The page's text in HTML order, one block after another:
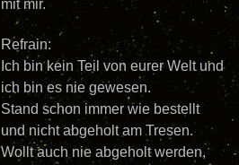
mit mir.
Refrain:
Ich bin kein Teil von eurer Welt und
ich bin es nie gewesen.
Stand schon immer wie bestellt
und nicht abgeholt am Tresen.
Wollt auch nie abgeholt werden,